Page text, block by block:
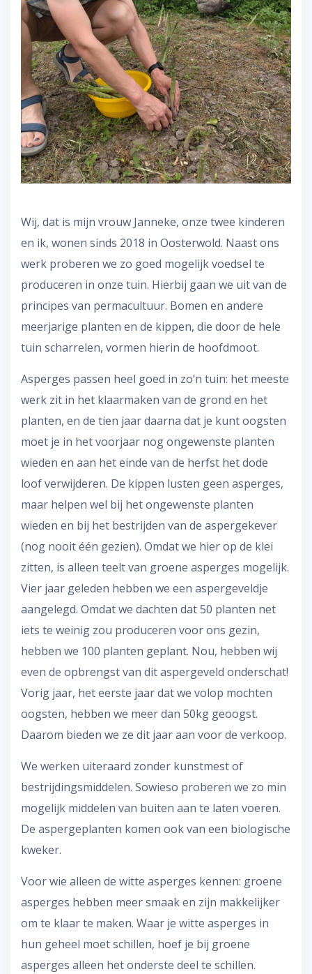
Wij, dat is mijn vrouw Janneke, onze twee kinderen
en ik, wonen sinds 2018 in Oosterwold. Naast ons
werk proberen we zo goed mogelijk voedsel te
produceren in onze tuin. Hierbij gaan we uit van de
principes van permacultuur. Bomen en andere
meerjarige planten en de kippen, die door de hele
tuin scharrelen, vormen hierin de hoofdmoot.
Asperges passen heel goed in zo’n tuin: het meeste
werk zit in het klaarmaken van de grond en het
planten, en de tien jaar daarna dat je kunt oogsten
moet je in het voorjaar nog ongewenste planten
wieden en aan het einde van de herfst het dode
loof verwijderen. De kippen lusten geen asperges,
maar helpen wel bij het ongewenste planten
wieden en bij het bestrijden van de aspergekever
(nog nooit één gezien). Omdat we hier op de klei
zitten, is alleen teelt van groene asperges mogelijk.
Vier jaar geleden hebben we een aspergeveldje
aangelegd. Omdat we dachten dat 50 planten net
iets te weinig zou produceren voor ons gezin,
hebben we 100 planten geplant. Nou, hebben wij
even de opbrengst van dit aspergeveld onderschat!
Vorig jaar, het eerste jaar dat we volop mochten
oogsten, hebben we meer dan 50kg geoogst.
Daarom bieden we ze dit jaar aan voor de verkoop.
We werken uiteraard zonder kunstmest of
bestrijdingsmiddelen. Sowieso proberen we zo min
mogelijk middelen van buiten aan te laten voeren.
De aspergeplanten komen ook van een biologische
kweker.
Voor wie alleen de witte asperges kennen: groene
asperges hebben meer smaak en zijn makkelijker
om te klaar te maken. Waar je witte asperges in
hun geheel moet schillen, hoef je bij groene
asperges alleen het onderste deel te schillen.